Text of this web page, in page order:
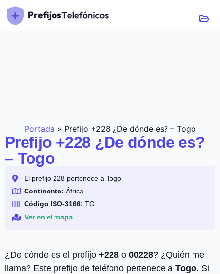
Portada » Prefijo +228 ¿De dónde es? – Togo
Prefijo +228 ¿De dónde es?
– Togo
El prefijo 228 pertenece a Togo
Continente: África
Código ISO-3166: TG
Ver en el mapa
¿De dónde es el prefijo +228 o 00228? ¿Quién me
llama? Este prefijo de teléfono pertenece a Togo. Si